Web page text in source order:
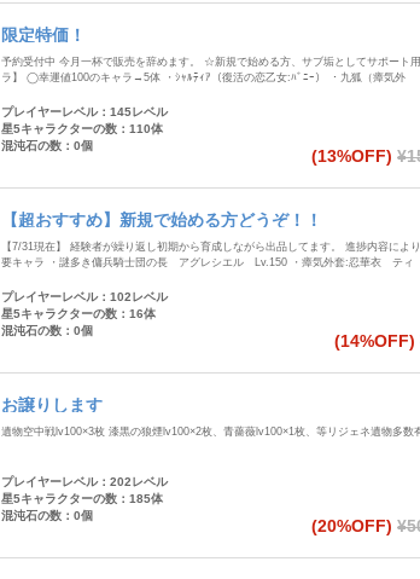
限定特価！
予約受付中 今月一杯で販売を辞めます。 ☆新規で始める方、サブ垢としてサポート
ラ】 ◯幸運値100のキャラ→5体 ・ｼｬﾙﾃｨｱ（復活の恋乙女:ﾊﾞﾆｰ） ・九狐（瘴気外
プレイヤーレベル：145レベル
星5キャラクターの数：110体
混沌石の数：0個
(13%OFF)
【超おすすめ】新規で始める方どうぞ！！
【7/31現在】 経験者が繰り返し初期から育成しながら出品してます。 進捗内容によ
要キャラ ・謎多き傭兵騎士団の長 アグレシエル Lv.150 ・瘴気外套:忍華衣 ティ
プレイヤーレベル：102レベル
星5キャラクターの数：16体
混沌石の数：0個
(14%OFF)
お譲りします
遺物空中戦lv100×3枚 漆黒の狼煙lv100×2枚、青薔薇lv100×1枚、等リジェネ遺物多数
プレイヤーレベル：202レベル
星5キャラクターの数：185体
混沌石の数：0個
(20%OFF)